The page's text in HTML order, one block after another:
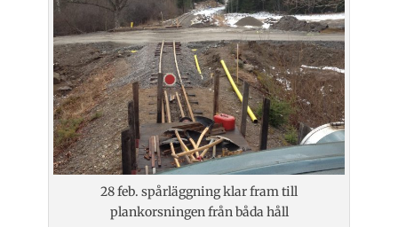
28 feb. spårläggning klar fram till
plankorsningen från båda håll